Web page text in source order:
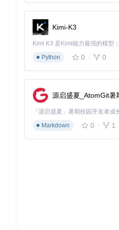
项目的启动文件通常位于src/
// src/index.js
const express = require(
const app = express
app.get('/', (req, res)
  res.
});
app. listen (port, () =>
console.log `Server is
Kimi-K3
Python
0 0
源启盛夏_AtomGit暑
Markdown
0 1